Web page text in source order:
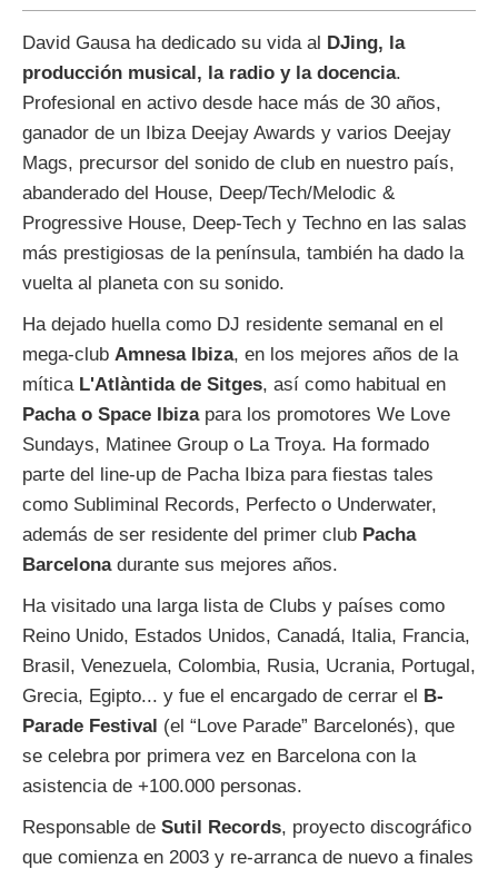
David Gausa ha dedicado su vida al DJing, la
producción musical, la radio y la docencia.
Profesional en activo desde hace más de 30 años,
ganador de un Ibiza Deejay Awards y varios Deejay
Mags, precursor del sonido de club en nuestro país,
abanderado del House, Deep/Tech/Melodic &
Progressive House, Deep-Tech y Techno en las salas
más prestigiosas de la península, también ha dado la
vuelta al planeta con su sonido.
Ha dejado huella como DJ residente semanal en el
mega-club Amnesa Ibiza, en los mejores años de la
mítica L'Atlàntida de Sitges, así como habitual en
Pacha o Space Ibizapara los promotores We Love
Sundays, Matinee Group o La Troya. Ha formado
parte del line-up de Pacha Ibiza para fiestas tales
como Subliminal Records, Perfecto o Underwater,
además de ser residente del primer club Pacha
Barcelona durante sus mejores años.
Ha visitado una larga lista de Clubs y países como
Reino Unido, Estados Unidos, Canadá, Italia, Francia,
Brasil, Venezuela, Colombia, Rusia, Ucrania, Portugal,
Grecia, Egipto... y fue el encargado de cerrar el B-
Parade Festival (el “Love Parade” Barcelonés), que
se celebra por primera vez en Barcelona con la
asistencia de +100.000 personas.
Responsable de Sutil Records, proyecto discográfico
que comienza en 2003 y re-arranca de nuevo a finales